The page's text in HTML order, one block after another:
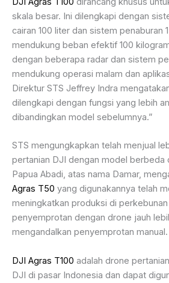
skala besar. Ini dilengkapi dengan
cairan 100 liter dan sistem penaburan
mendukung beban efektif 100
dengan beberapa radar dan sistem
mendukung operasi malam dan
Direktur STS Jeffrey Indra
dilengkapi dengan fungsi yang lebih
dibandingkan model sebelumnya.”
STS mengungkapkan telah menjual
pertanian DJI dengan model berbeda
Papua Abadi, atas nama Damar,
Agras T50 yang digunakannya telah
meningkatkan produksi di
penyemprotan dengan drone jauh
mengandalkan penyemprotan manual.
DJI Agras T100 adalah drone
DJI di pasar Indonesia dan dapat